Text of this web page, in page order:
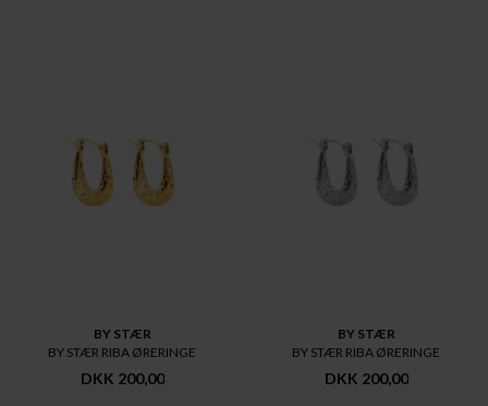
BY STÆR
BY STÆR RIBA ØRERINGE
DKK 200,00
BY STÆR
BY STÆR RIBA ØRERINGE
DKK 200,00